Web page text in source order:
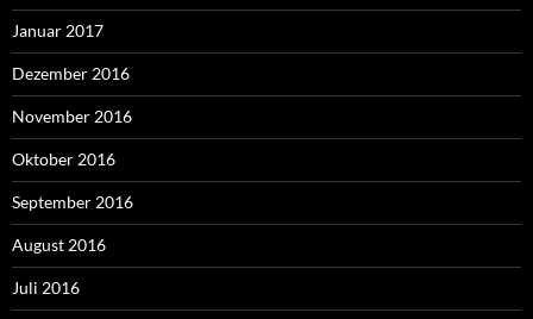
Januar 2017
Dezember 2016
November 2016
Oktober 2016
September 2016
August 2016
Juli 2016